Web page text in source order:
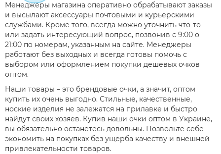
Менеджеры магазина оперативно обрабатывают заказы
и высылают аксессуары почтовыми и курьерскими
службами. Кроме того, всегда можно уточнить что-то
или задать интересующий вопрос, позвонив с 9:00 о
21:00 по номерам, указанным на сайте. Менеджеры
работают без выходных и всегда готовы помочь с
выбором или оформлением покупки дешевых очков
оптом.
Наши товары – это брендовые очки, а значит, оптом
купить их очень выгодно. Стильные, качественные,
ноские изделия не залежатся на прилавке и быстро
найдут своих хозяев. Купив наши очки оптом в Украине,
вы обязательно останетесь довольны. Позвольте себе
экономить на покупках без ущерба качеству и внешней
привлекательности товаров.